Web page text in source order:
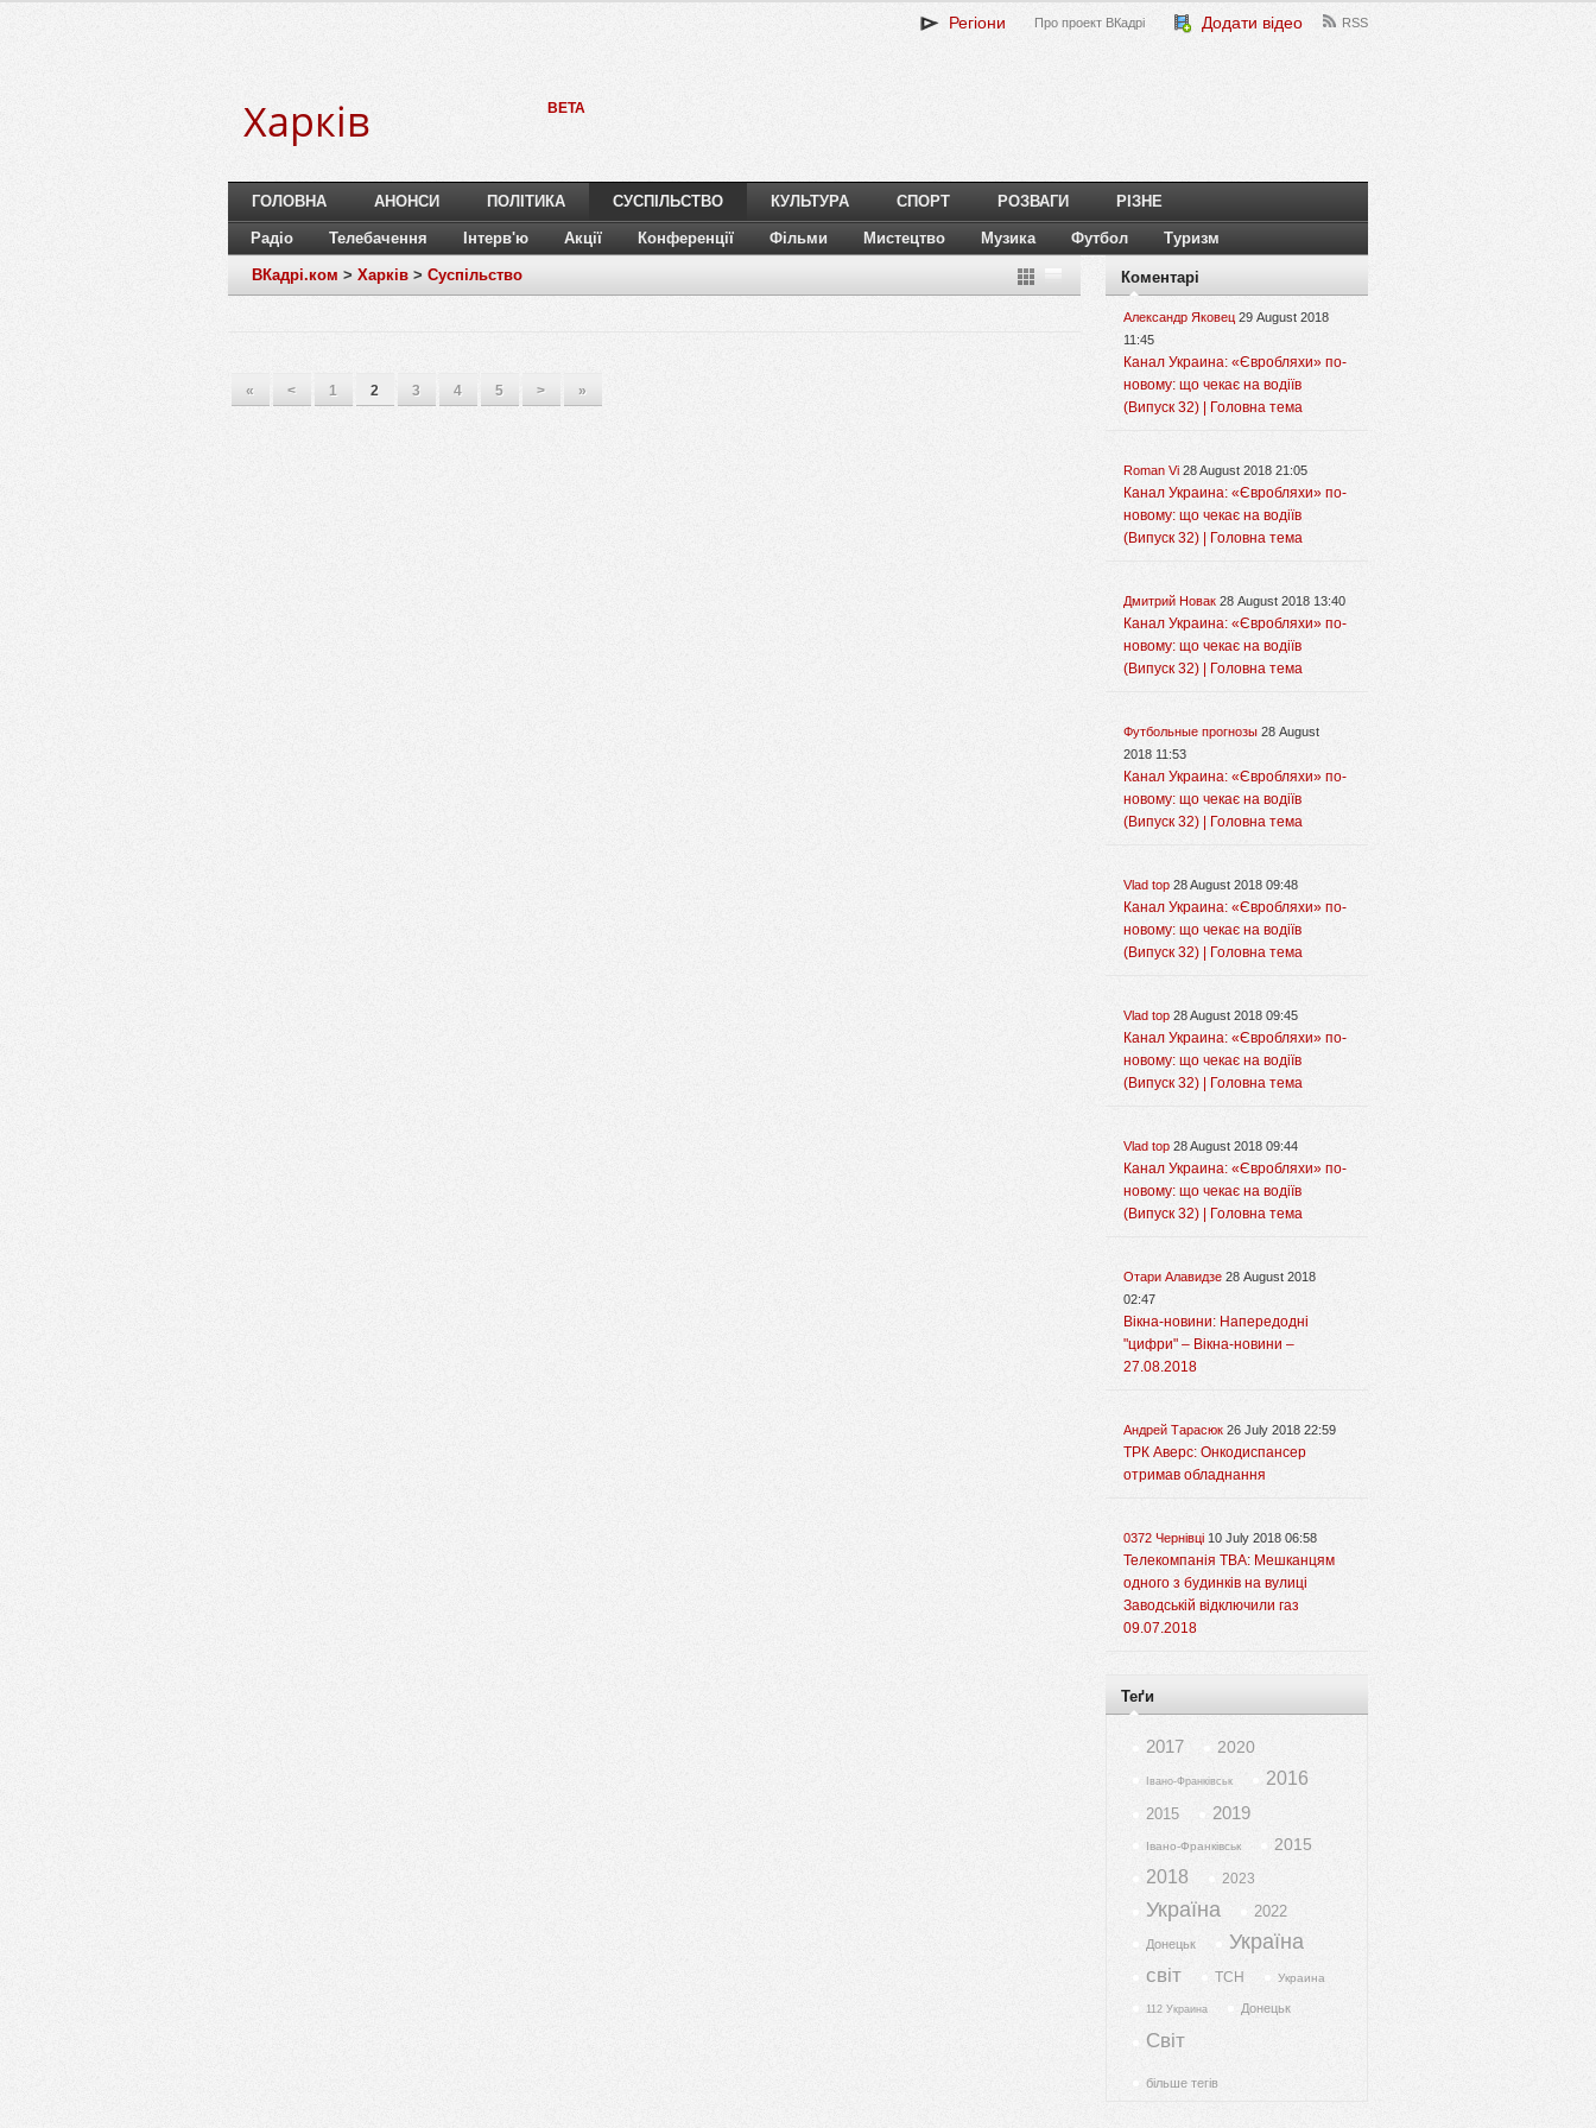
Регіони Про проект ВКадрі Додати відео RSS
Харків BETA
ГОЛОВНА АНОНСИ ПОЛІТИКА СУСПІЛЬСТВО КУЛЬТУРА СПОРТ РОЗВАГИ РІЗНЕ
Радіо Телебачення Інтерв'ю Акції Конференції Фільми Мистецтво Музика Футбол Туризм
ВКадрі.ком > Харків > Суспільство
« < 1 2 3 4 5 > »
Коментарі
Александр Яковец 29 August 2018
11:45
Канал Украина: «Євробляхи» по-
новому: що чекає на водіїв
(Випуск 32) | Головна тема
Roman Vi 28 August 2018 21:05
Канал Украина: «Євробляхи» по-
новому: що чекає на водіїв
(Випуск 32) | Головна тема
Дмитрий Новак 28 August 2018 13:40
Канал Украина: «Євробляхи» по-
новому: що чекає на водіїв
(Випуск 32) | Головна тема
Футбольные прогнозы 28 August
2018 11:53
Канал Украина: «Євробляхи» по-
новому: що чекає на водіїв
(Випуск 32) | Головна тема
Vlad top 28 August 2018 09:48
Канал Украина: «Євробляхи» по-
новому: що чекає на водіїв
(Випуск 32) | Головна тема
Vlad top 28 August 2018 09:45
Канал Украина: «Євробляхи» по-
новому: що чекає на водіїв
(Випуск 32) | Головна тема
Vlad top 28 August 2018 09:44
Канал Украина: «Євробляхи» по-
новому: що чекає на водіїв
(Випуск 32) | Головна тема
Отари Алавидзе 28 August 2018
02:47
Вікна-новини: Напередодні
"цифри" – Вікна-новини –
27.08.2018
Андрей Тарасюк 26 July 2018 22:59
ТРК Аверс: Онкодиспансер
отримав обладнання
0372 Чернівці 10 July 2018 06:58
Телекомпанія ТВА: Мешканцям
одного з будинків на вулиці
Заводській відключили газ
09.07.2018
Теґи
2017 2020
Івано-Франківськ 2016
2015 2019
Івано-Франківськ 2015
2018 2023
Україна 2022
Донецьк Україна
світ ТСН Украина
112 Украина Донецьк
Світ
більше тегів